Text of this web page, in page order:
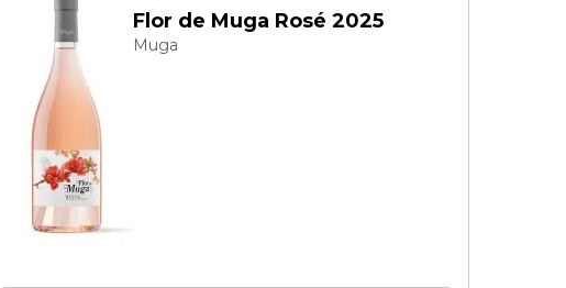
Flor de Muga Rosé 2025
Muga